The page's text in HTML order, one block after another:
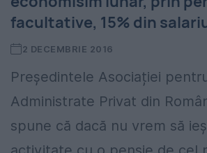
facultative, 15% din
2 DECEMBRIE 2016
Președintele Asociației
Administrate Privat din
spune că dacă nu vrem să